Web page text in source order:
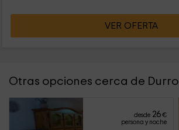
VER OFERTA
Otras opciones cerca de Durro
desde 26€
persona y noche